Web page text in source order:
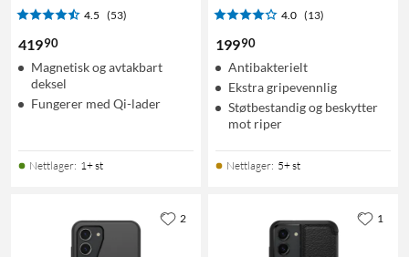
4.5 (53)
41990
Magnetisk og avtakbart
deksel
Fungerer med Qi-lader
Nettlager: 1+ st
4.0 (13)
19990
Antibakterielt
Ekstra gripevennlig
Støtbestandig og beskytter
mot riper
Nettlager: 5+ st
2 1